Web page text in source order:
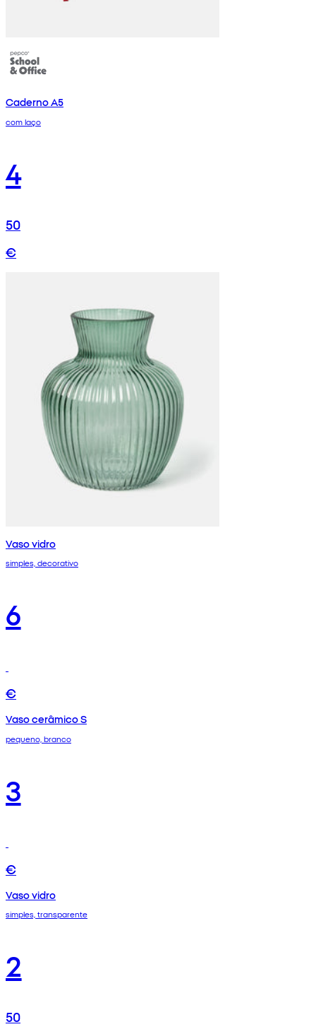
Caderno A5
com laço
4
50
€
Vaso vidro
simples, decorativo
6
€
Vaso cerâmico S
pequeno, branco
3
€
Vaso vidro
simples, transparente
2
50